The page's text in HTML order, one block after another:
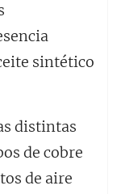
sintético
distintas
de cobre
de aire